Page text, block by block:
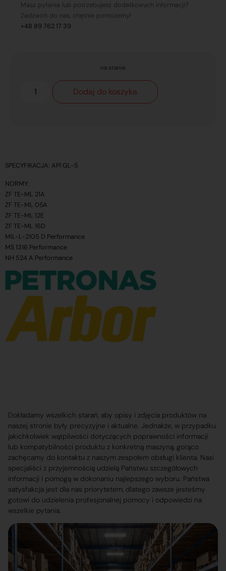
Masz pytania lub potrzebujesz dodatkowych informacji?
Zadzwoń do nas, chętnie pomożemy!
+48 89 762 17 39
na stanie
Dodaj do koszyka
SPECYFIKACJA: API GL-5
NORMY:
ZF TE-ML 21A
ZF TE-ML 05A
ZF TE-ML 12E
ZF TE-ML 16D
MIL-L-2105 D Performance
MS 1316 Performance
NH 524 A Performance
Dokładamy wszelkich starań, aby opisy i zdjęcia produktów na
naszej stronie były precyzyjne i aktualne. Jednakże, w przypadku
jakichkolwiek wątpliwości dotyczących poprawności informacji
lub kompatybilności produktu z konkretną maszyną, gorąco
zachęcamy do kontaktu z naszym zespołem obsługi klienta. Nasi
specjaliści z przyjemnością udzielą Państwu szczegółowych
informacji i pomogą w dokonaniu najlepszego wyboru. Państwa
satysfakcja jest dla nas priorytetem, dlatego zawsze jesteśmy
gotowi do udzielenia profesjonalnej pomocy i odpowiedzi na
wszelkie pytania.